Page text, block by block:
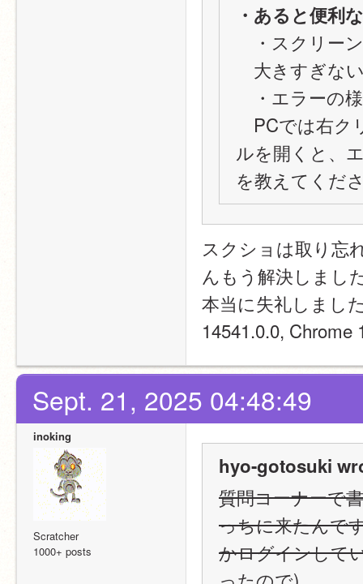
・あると便利
・スクリー
大きすぎな
・エラーの
PCでは右ク
ルを開くと、
を教えてくだ
スクショは取り
んもう解決しまし
本当に失礼しまし
14541.0.0, Chrome
Sept. 21, 2025 04:48:49
inoking
Scratcher
1000+ posts
hyo-gotosuki
質問コーナーで
っちに来たんで
かログインして